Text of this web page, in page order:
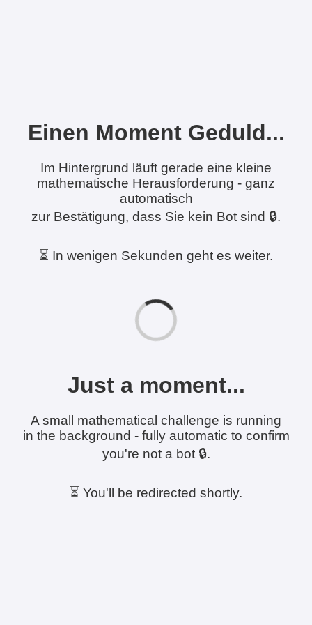
Einen Moment Geduld...
Im Hintergrund läuft gerade eine kleine
mathematische Herausforderung - ganz
automatisch
zur Bestätigung, dass Sie kein Bot sind 🔒.
⏳ In wenigen Sekunden geht es weiter.
Just a moment...
A small mathematical challenge is running
in the background - fully automatic to confirm
you're not a bot 🔒.
⏳ You'll be redirected shortly.